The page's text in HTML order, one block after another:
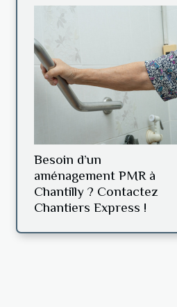
Besoin d’un
aménagement PMR à
Chantilly ? Contactez
Chantiers Express !